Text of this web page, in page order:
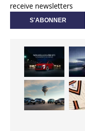
receive newsletters